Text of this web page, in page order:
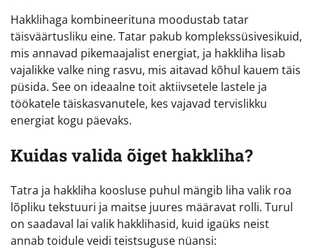
Hakklihaga kombineerituna moodustab tatar
täisväärtusliku eine. Tatar pakub komplekssüsivesikuid,
mis annavad pikemaajalist energiat, ja hakkliha lisab
vajalikke valke ning rasvu, mis aitavad kõhul kauem täis
püsida. See on ideaalne toit aktiivsetele lastele ja
töökatele täiskasvanutele, kes vajavad tervislikku
energiat kogu päevaks.
Kuidas valida õiget hakkliha?
Tatra ja hakkliha koosluse puhul mängib liha valik roa
lõpliku tekstuuri ja maitse juures määravat rolli. Turul
on saadaval lai valik hakklihasid, kuid igaüks neist
annab toidule veidi teistsuguse nüansi: